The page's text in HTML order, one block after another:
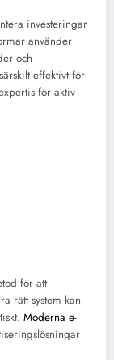
investeringar
använder
och
effektivt för
för aktiv
för att
rätt system kan
Moderna e-